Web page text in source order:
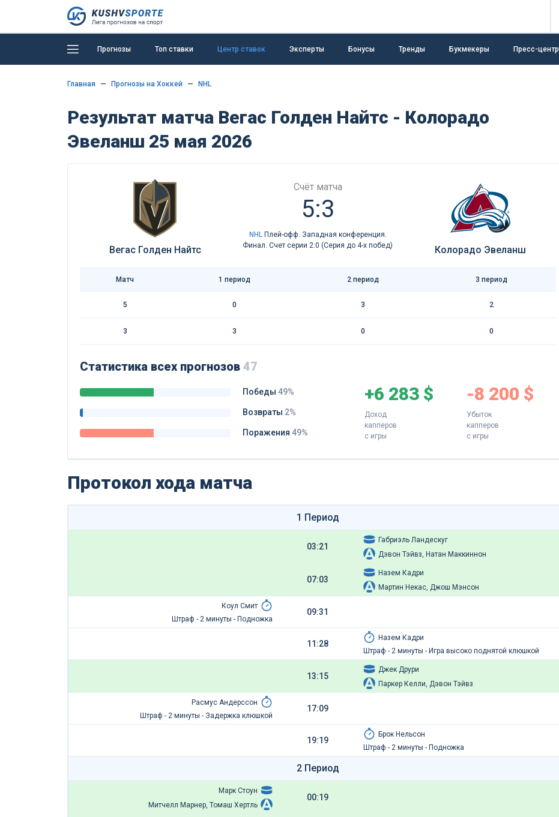
Прогнозы Топ ставки Центр ставок Эксперты Бонусы Тренды Букмекеры Пресс-центр
Главная Прогнозы на Хоккей NHL
Результат матча Вегас Голден Найтс - Колорадо
Эвеланш 25 мая 2026
Вегас Голден Найтс
Счёт матча
5:3
NHLПлей-офф. Западная конференция.
Финал. Счет серии 2:0 (Серия до 4-х побед)
Колорадо Эвеланш
Матч 1 период 2 период 3 период
5 0 3 2
3 3 0 0
Статистика всех прогнозов 47
Победы 49%
Возвраты 2%
Поражения 49%
+6 283 $
Доход
капперов
с игры
-8 200 $
Убыток
капперов
с игры
Протокол хода матча
1 Период
03:21
Габриэль Ландескуг
Дэвон Тэйвз, Натан Маккиннон
07:03
Назем Кадри
Мартин Некас, Джош Мэнсон
Коул Смит
Штраф - 2 минуты - Подножка
09:31
11:28
Назем Кадри
Штраф - 2 минуты - Игра высоко поднятой клюшкой
13:15
Джек Друри
Паркер Келли, Дэвон Тэйвз
Расмус Андерссон
Штраф - 2 минуты - Задержка клюшкой
17:09
19:19
Брок Нельсон
Штраф - 2 минуты - Подножка
2 Период
Марк Стоун
Митчелл Марнер, Томаш Хертль
00:19